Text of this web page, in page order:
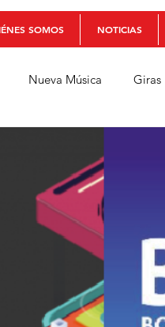
SOMOS NOTICIAS
Nueva Música Giras